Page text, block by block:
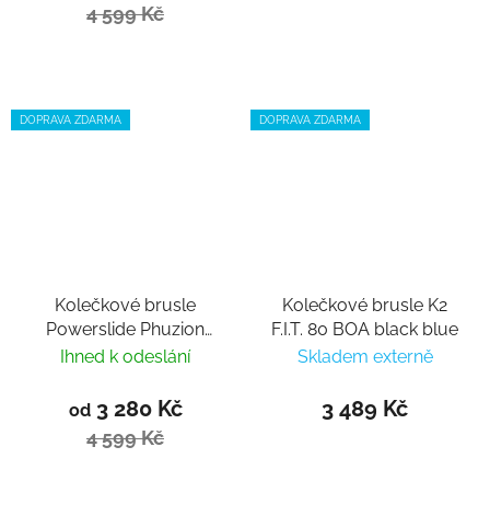
4 599 Kč
DOPRAVA ZDARMA
Kolečkové brusle
Powerslide Phuzion
Radon Bronze 90
Ihned k odeslání
od3 280 Kč
4 599 Kč
DOPRAVA ZDARMA
Kolečkové brusle K2
F.I.T. 80 BOA black blue
Skladem externě
3 489 Kč